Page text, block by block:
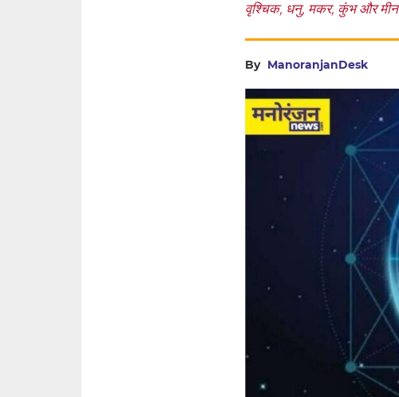
वृश्चिक, धनु, मकर, कुंभ और मीन
By ManoranjanDesk